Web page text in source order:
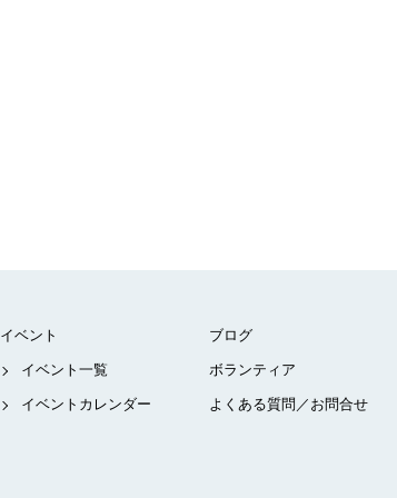
イベント
イベント一覧
イベントカレンダー
ブログ
ボランティア
よくある質問／お問合せ